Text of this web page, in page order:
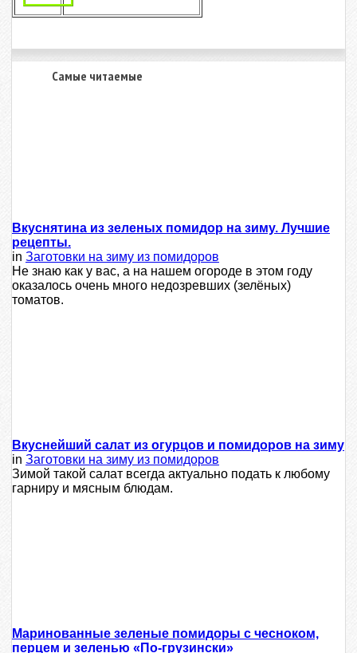
Самые читаемые
Вкуснятина из зеленых помидор на зиму. Лучшие
рецепты.
in Заготовки на зиму из помидоров
Не знаю как у вас, а на нашем огороде в этом году
оказалось очень много недозревших (зелёных)
томатов.
Вкуснейший салат из огурцов и помидоров на зиму
in Заготовки на зиму из помидоров
Зимой такой салат всегда актуально подать к любому
гарниру и мясным блюдам.
Маринованные зеленые помидоры с чесноком,
перцем и зеленью «По-грузински»